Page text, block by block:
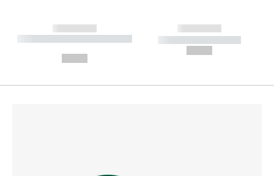
------------
----------- ----------- --------
------------
----------- -----------